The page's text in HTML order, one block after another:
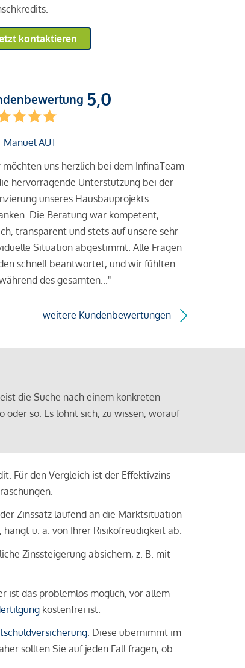
kontaktieren
5,0
Manuel AUT
möchten uns herzlich bei dem InfinaTeam
hervorragende Unterstützung bei der
unseres Hausbauprojekts
Die Beratung war kompetent,
transparent und stets auf unsere sehr
Situation abgestimmt. Alle Fragen
schnell beantwortet, und wir fühlten
des gesamten..."
weitere Kundenbewertungen
die Suche nach einem konkreten
so: Es lohnt sich, zu wissen, worauf
Für den Vergleich ist der Effektivzins
Zinssatz laufend an die Marktsituation
u. a. von Ihrer Risikofreudigkeit ab.
Zinssteigerung absichern, z. B. mit
ist das problemlos möglich, vor allem
kostenfrei ist.
. Diese übernimmt im
sollten Sie auf jeden Fall fragen, ob